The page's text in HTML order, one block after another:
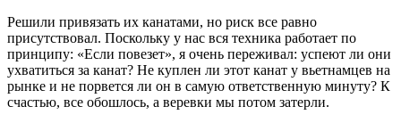
Решили привязать их канатами, но риск все равно
присутствовал. Поскольку у нас вся техника работает по
принципу: «Если повезет», я очень переживал: успеют ли они
ухватиться за канат? Не куплен ли этот канат у вьетнамцев на
рынке и не порвется ли он в самую ответственную минуту? К
счастью, все обошлось, а веревки мы потом затерли.